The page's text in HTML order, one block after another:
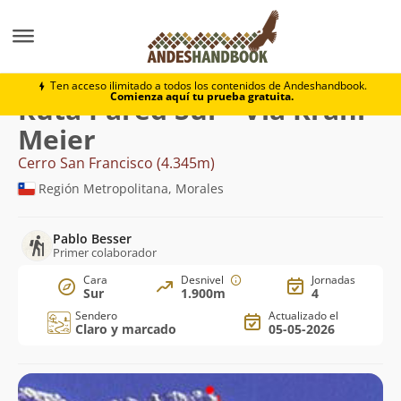
Ten acceso ilimitado a todos los contenidos de Andeshandbook.
Comienza aquí tu prueba gratuita.
Cerro San Francisco
Ruta Pared Sur - Via Krahl-
Meier
Cerro San Francisco (4.345m)
Región Metropolitana, Morales
Pablo Besser
Primer colaborador
Cara
Sur
Desnivel
1.900m
Jornadas
4
Sendero
Claro y marcado
Actualizado el
05-05-2026